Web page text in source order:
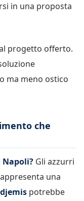
in una proposta
progetto offerto.
ma meno ostico
che
Napoli? Gli azzurri
una
potrebbe